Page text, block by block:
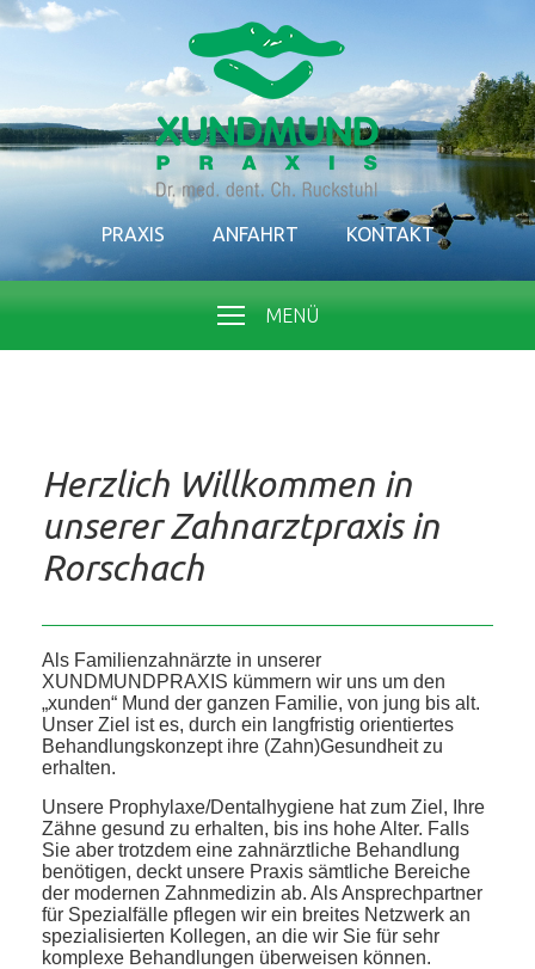
PRAXIS ANFAHRT KONTAKT
MENÜ
Herzlich Willkommen in
unserer Zahnarztpraxis in
Rorschach
Als Familienzahnärzte in unserer
XUNDMUNDPRAXIS kümmern wir uns um den
„xunden“ Mund der ganzen Familie, von jung bis alt.
Unser Ziel ist es, durch ein langfristig orientiertes
Behandlungskonzept ihre (Zahn)Gesundheit zu
erhalten.
Unsere Prophylaxe/Dentalhygiene hat zum Ziel, Ihre
Zähne gesund zu erhalten, bis ins hohe Alter. Falls
Sie aber trotzdem eine zahnärztliche Behandlung
benötigen, deckt unsere Praxis sämtliche Bereiche
der modernen Zahnmedizin ab. Als Ansprechpartner
für Spezialfälle pflegen wir ein breites Netzwerk an
spezialisierten Kollegen, an die wir Sie für sehr
komplexe Behandlungen überweisen können.